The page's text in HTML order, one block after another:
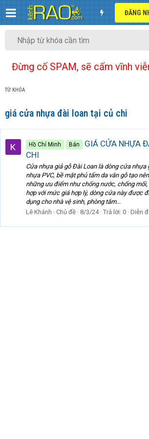
Đừng cố SPAM, sẽ cấm vĩnh
TỪ KHÓA
giá cửa nhựa đài loan tại củ chi
Hồ Chí Minh Bán
GIÁ CỬA NHỰA
CHI
Cửa nhựa giả gỗ Đài Loan là dòng cửa
nhựa PVC, bề mặt phủ tấm da vân gỗ tạo
những ưu điểm như chống nước, chống mối,
hợp với mức giá hợp lý, dòng cửa này được
dụng cho nhà vệ sinh, phòng tắm...
Lê Khánh
Chủ đề 8/3/24 Trả lời: 0 Diễn